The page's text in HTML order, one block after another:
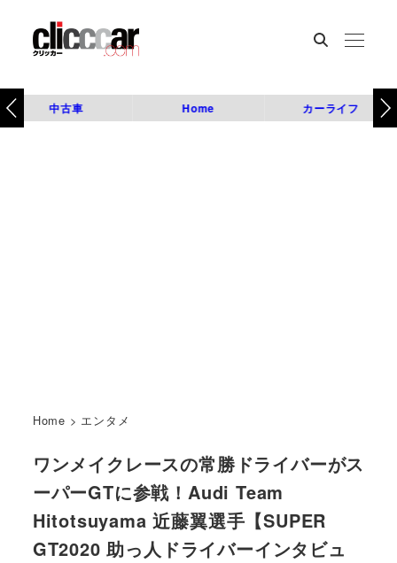
中古車 Home カーライフ
Home > エンタメ
ワンメイクレースの常勝ドライバーがス
ーパーGTに参戦！Audi Team
Hitotsuyama 近藤翼選手【SUPER
GT2020 助っ人ドライバーインタビュ